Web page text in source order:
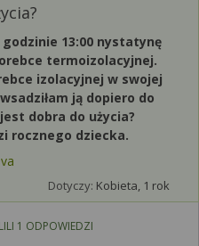
13:00 nystatynę
termoizolacyjnej.
izolacyjnej w swojej
ją dopiero do
dobra do użycia?
rocznego dziecka.
Dotyczy: Kobieta, 1 rok
1 ODPOWIEDZI